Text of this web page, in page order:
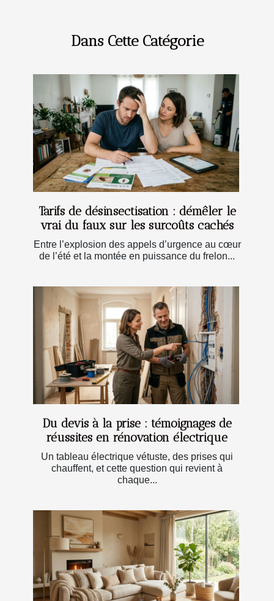
Dans Cette Catégorie
Tarifs de désinsectisation : démêler le
vrai du faux sur les surcoûts cachés
Entre l’explosion des appels d’urgence au cœur
de l’été et la montée en puissance du frelon...
Du devis à la prise : témoignages de
réussites en rénovation électrique
Un tableau électrique vétuste, des prises qui
chauffent, et cette question qui revient à
chaque...